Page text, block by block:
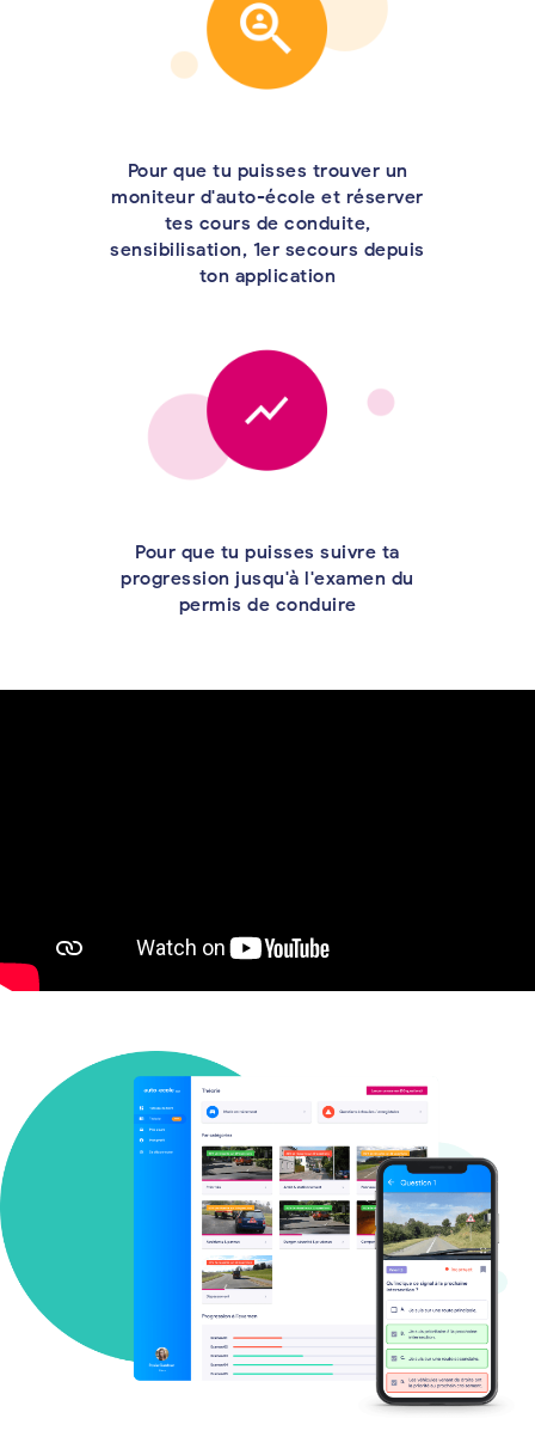
Pour que tu puisses trouver un
moniteur d'auto-école et réserver
tes cours de conduite,
sensibilisation, 1er secours depuis
ton application
Pour que tu puisses suivre ta
progression jusqu'à l'examen du
permis de conduire